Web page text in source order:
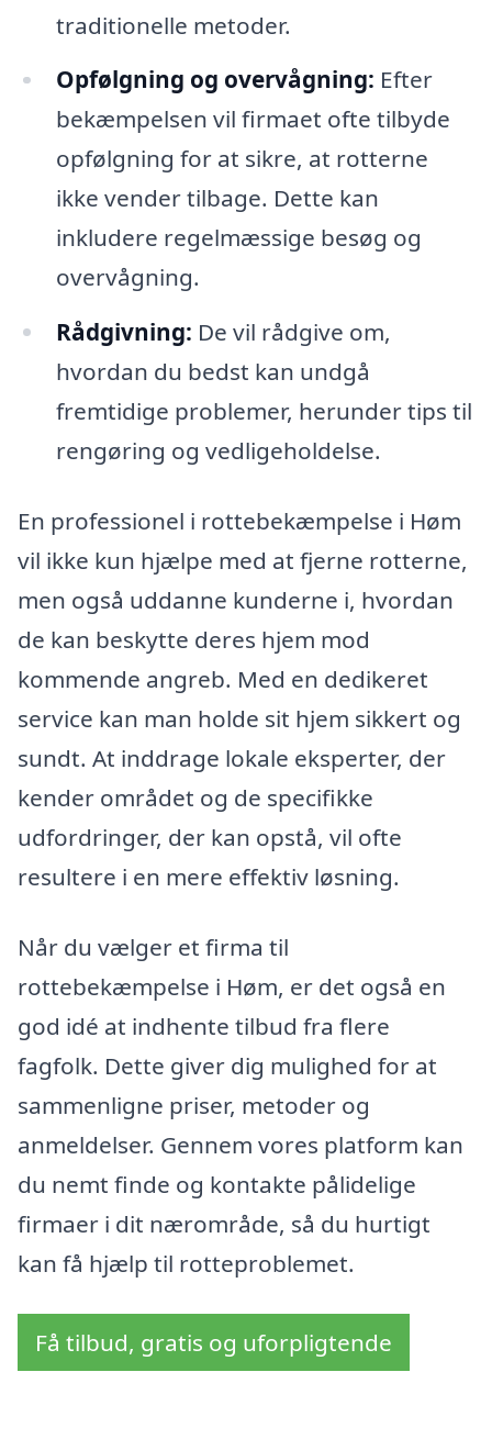
traditionelle metoder.
Opfølgning og overvågning: Efter
bekæmpelsen vil firmaet ofte tilbyde
opfølgning for at sikre, at rotterne
ikke vender tilbage. Dette kan
inkludere regelmæssige besøg og
overvågning.
Rådgivning: De vil rådgive om,
hvordan du bedst kan undgå
fremtidige problemer, herunder tips til
rengøring og vedligeholdelse.
En professionel i rottebekæmpelse i Høm
vil ikke kun hjælpe med at fjerne rotterne,
men også uddanne kunderne i, hvordan
de kan beskytte deres hjem mod
kommende angreb. Med en dedikeret
service kan man holde sit hjem sikkert og
sundt. At inddrage lokale eksperter, der
kender området og de specifikke
udfordringer, der kan opstå, vil ofte
resultere i en mere effektiv løsning.
Når du vælger et firma til
rottebekæmpelse i Høm, er det også en
god idé at indhente tilbud fra flere
fagfolk. Dette giver dig mulighed for at
sammenligne priser, metoder og
anmeldelser. Gennem vores platform kan
du nemt finde og kontakte pålidelige
firmaer i dit nærområde, så du hurtigt
kan få hjælp til rotteproblemet.
Få tilbud, gratis og uforpligtende